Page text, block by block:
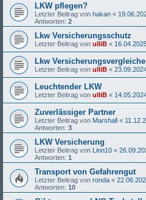
LKW pflegen?
Letzter Beitrag von hakan «
Antworten: 2
Lkw Versicherungsschutz
Letzter Beitrag von ulliB «
Lkw Versicherungsvergleiche
Letzter Beitrag von ulliB «
Leuchtender LKW
Letzter Beitrag von ulliB «
Zuverlässiger Partner
Letzter Beitrag von Marshall «
Antworten: 3
LKW Versicherung
Letzter Beitrag von Linn10 «
Antworten: 1
Transport von Gefahrengut
Letzter Beitrag von ronda «
Antworten: 10